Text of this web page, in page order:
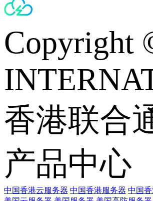
Copyright
香港联合
产品中心
中国香港云服务器 中国香港服务器 中国